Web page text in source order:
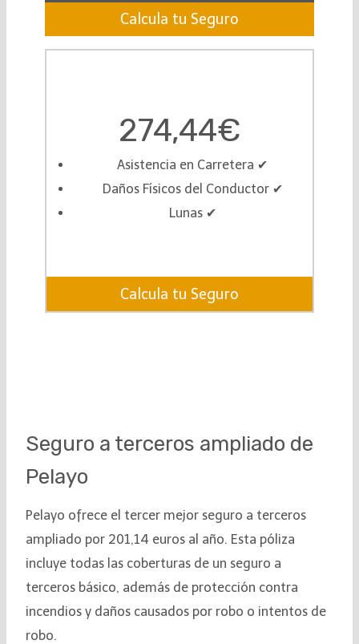
Calcula tu Seguro
274,44€
Asistencia en Carretera ✔︎
Daños Físicos del Conductor ✔︎
Lunas ✔︎
Calcula tu Seguro
Seguro a terceros ampliado de
Pelayo
Pelayo ofrece el tercer mejor seguro a terceros
ampliado por 201,14 euros al año. Esta póliza
incluye todas las coberturas de un seguro a
terceros básico, además de protección contra
incendios y daños causados por robo o intentos de
robo.